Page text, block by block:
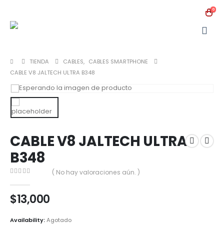
0
TIENDA CABLES, CABLES SMARTPHONE
CABLE V8 JALTECH ULTRA B348
CABLE V8 JALTECH ULTRA
B348
( No hay valoraciones aún. )
$13,000
Availability:Agotado